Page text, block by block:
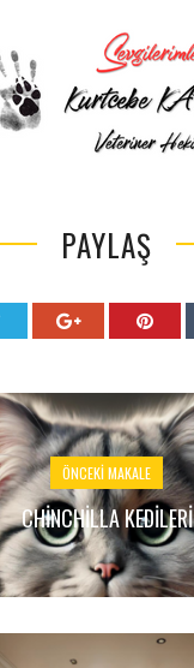
PAYLAŞ
ÖNCEKI MAKALE
CHINCHILLA KEDILERI